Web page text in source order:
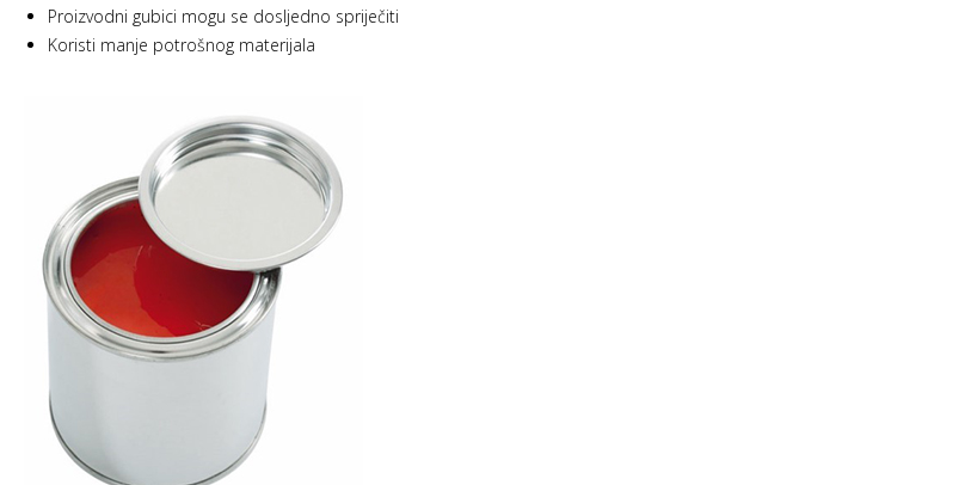
Proizvodni gubici mogu se dosljedno spriječiti
Koristi manje potrošnog materijala